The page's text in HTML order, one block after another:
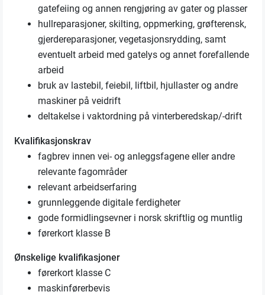
gatefeiing og annen rengjøring av gater og plasser
hullreparasjoner, skilting, oppmerking, grøfterensk,
gjerdereparasjoner, vegetasjonsrydding, samt
eventuelt arbeid med gatelys og annet forefallende
arbeid
bruk av lastebil, feiebil, liftbil, hjullaster og andre
maskiner på veidrift
deltakelse i vaktordning på vinterberedskap/-drift
Kvalifikasjonskrav
fagbrev innen vei- og anleggsfagene eller andre
relevante fagområder
relevant arbeidserfaring
grunnleggende digitale ferdigheter
gode formidlingsevner i norsk skriftlig og muntlig
førerkort klasse B
Ønskelige kvalifikasjoner
førerkort klasse C
maskinførerbevis